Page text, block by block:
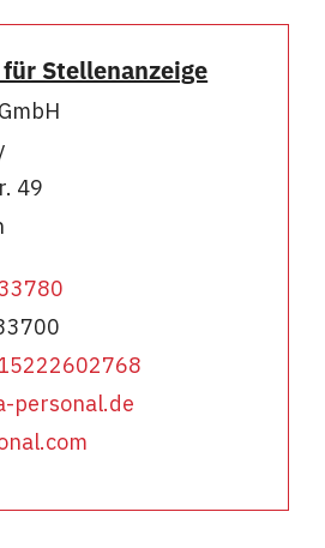
Stellenanzeige
49
personal.de